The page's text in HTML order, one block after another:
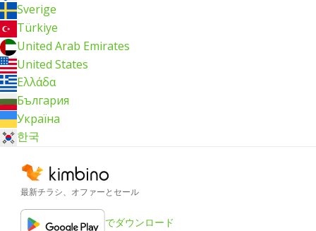
Sverige
Türkiye
United Arab Emirates
United States
Ελλάδα
България
Україна
한국
最新チラシ、オファーとセール
でダウンロード